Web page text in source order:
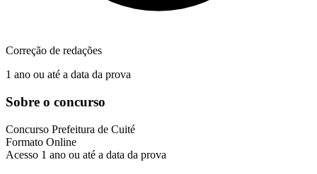
Correção de redações
1 ano ou até a data da prova
Sobre o concurso
Concurso Prefeitura de Cuité
Formato Online
Acesso 1 ano ou até a data da prova